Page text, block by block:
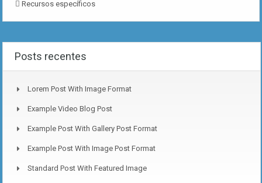
Recursos específicos
Posts recentes
Lorem Post With Image Format
Example Video Blog Post
Example Post With Gallery Post Format
Example Post With Image Post Format
Standard Post With Featured Image